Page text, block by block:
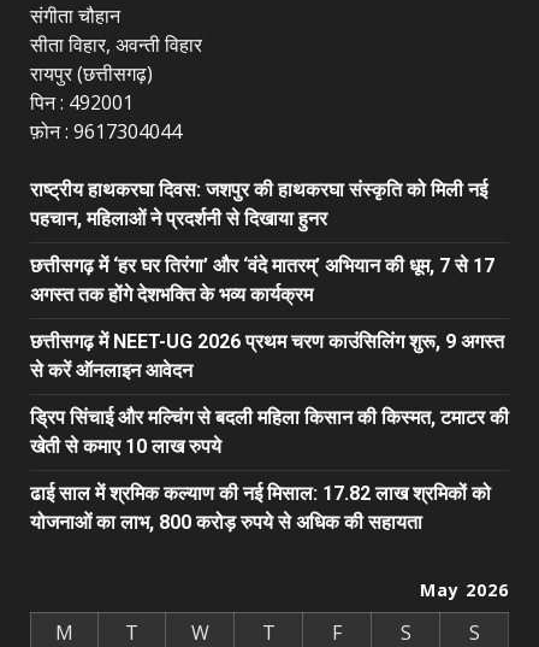
संगीता चौहान
सीता विहार, अवन्ती विहार
रायपुर (छत्तीसगढ़)
पिन : 492001
फ़ोन : 9617304044
राष्ट्रीय हाथकरघा दिवस: जशपुर की हाथकरघा संस्कृति को मिली नई
पहचान, महिलाओं ने प्रदर्शनी से दिखाया हुनर
छत्तीसगढ़ में ‘हर घर तिरंगा’ और ‘वंदे मातरम्’ अभियान की धूम, 7 से 17
अगस्त तक होंगे देशभक्ति के भव्य कार्यक्रम
छत्तीसगढ़ में NEET-UG 2026 प्रथम चरण काउंसिलिंग शुरू, 9 अगस्त
से करें ऑनलाइन आवेदन
ड्रिप सिंचाई और मल्चिंग से बदली महिला किसान की किस्मत, टमाटर की
खेती से कमाए 10 लाख रुपये
ढाई साल में श्रमिक कल्याण की नई मिसाल: 17.82 लाख श्रमिकों को
योजनाओं का लाभ, 800 करोड़ रुपये से अधिक की सहायता
May 2026
M T W T F S
S